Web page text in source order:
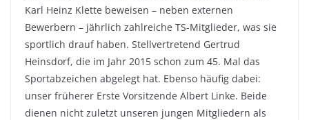
Karl Heinz Klette beweisen – neben externen
Bewerbern – jährlich zahlreiche TS-Mitglieder, was sie
sportlich drauf haben. Stellvertretend Gertrud
Heinsdorf, die im Jahr 2015 schon zum 45. Mal das
Sportabzeichen abgelegt hat. Ebenso häufig dabei:
unser früherer Erste Vorsitzende Albert Linke. Beide
dienen nicht zuletzt unseren jungen Mitgliedern als